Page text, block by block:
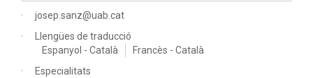
josep.sanz@uab.cat
Llengües de traducció
Espanyol - Català
Francès - Català
Especialitats